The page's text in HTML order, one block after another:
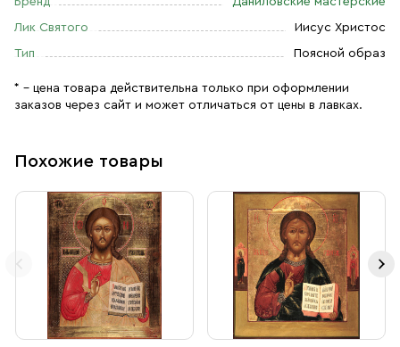
Лик Святого Иисус Христос
Тип Поясной образ
* – цена товара действительна только при оформлении
заказов через сайт и может отличаться от цены в лавках.
Похожие товары